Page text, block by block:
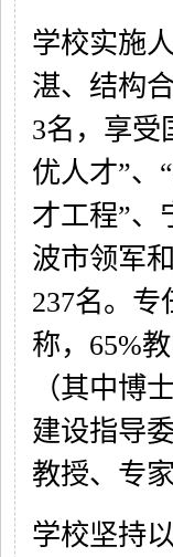
学校实施
湛、结构
3名，享受
优人才”、
才工程”、
波市领军
237名。
称，65%
（其中博
建设指导
教授、专
学校坚持